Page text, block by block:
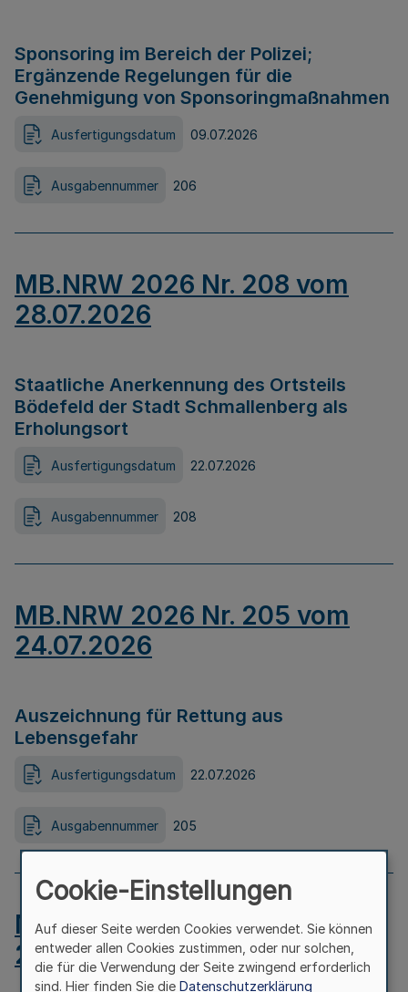
Sponsoring im Bereich der Polizei;
Ergänzende Regelungen für die
Genehmigung von Sponsoringmaßnahmen
Ausfertigungsdatum 09.07.2026
Ausgabennummer 206
MB.NRW 2026 Nr. 208 vom
28.07.2026
Staatliche Anerkennung des Ortsteils
Bödefeld der Stadt Schmallenberg als
Erholungsort
Ausfertigungsdatum 22.07.2026
Ausgabennummer 208
MB.NRW 2026 Nr. 205 vom
24.07.2026
Auszeichnung für Rettung aus
Lebensgefahr
Ausfertigungsdatum 22.07.2026
Ausgabennummer 205
MB.NRW 2026 Nr. 204 vom
24.07.2026
Cookie-Einstellungen
Auf dieser Seite werden Cookies verwendet. Sie können
entweder allen Cookies zustimmen, oder nur solchen,
die für die Verwendung der Seite zwingend erforderlich
sind. Hier finden Sie die Datenschutzerklärung